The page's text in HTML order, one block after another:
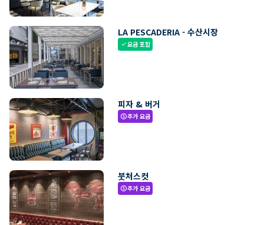
LA PESCADERIA - 수산시장
check요금 포함
피자 & 버거
paid추가 요금
붓처스컷
paid추가 요금